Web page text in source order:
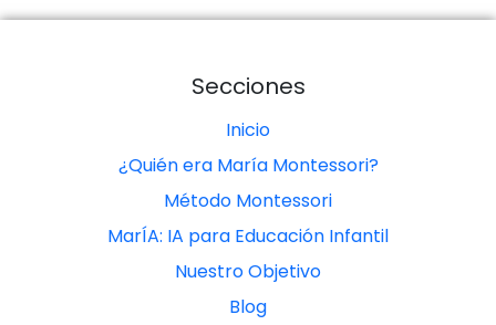
Secciones
Inicio
¿Quién era María Montessori?
Método Montessori
MarÍA: IA para Educación Infantil
Nuestro Objetivo
Blog